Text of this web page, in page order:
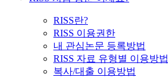
RISS란?
RISS 이용권한
내 관심논문 등록방법
RISS 자료 유형별 이용방법
복사/대출 이용방법